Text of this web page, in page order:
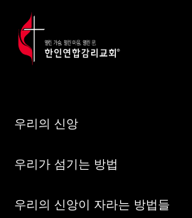
우리의 신앙
우리가 섬기는 방법
우리의 신앙이 자라는 방법들